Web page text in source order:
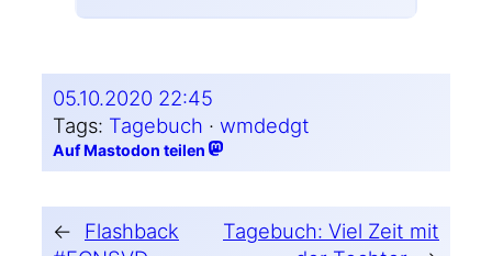
05.10.2020 22:45
Tags: Tagebuch · wmdedgt
Auf Mastodon teilen
←
Flashback
Tagebuch: Viel Zeit mit